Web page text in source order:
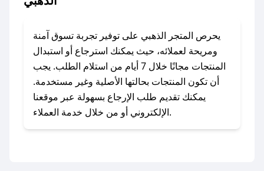
### كيف تحصل على كوبونات خصم حصرية من
المتجر الذهبي؟
للحصول على كوبونات وخصومات حصرية، قم بما
يلي:
- اضغط على أيقونة متابعة لمتجر المتجر الذهبي في
تطبيق صحصح.
يحرص المتجر الذهبي على توفير تجربة تسوق آمنة
ومريحة لعملائه، حيث يمكنك استرجاع أو استبدال
المنتجات مجانًا خلال 7 أيام من استلام الطلب. يجب
أن تكون المنتجات بحالتها الأصلية وغير مستخدمة.
يمكنك تقديم طلب الإرجاع بسهولة عبر موقعنا
الإلكتروني أو من خلال خدمة العملاء.